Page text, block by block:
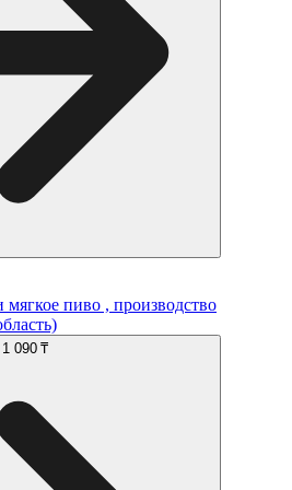
мягкое пиво , производство
1 090 ₸